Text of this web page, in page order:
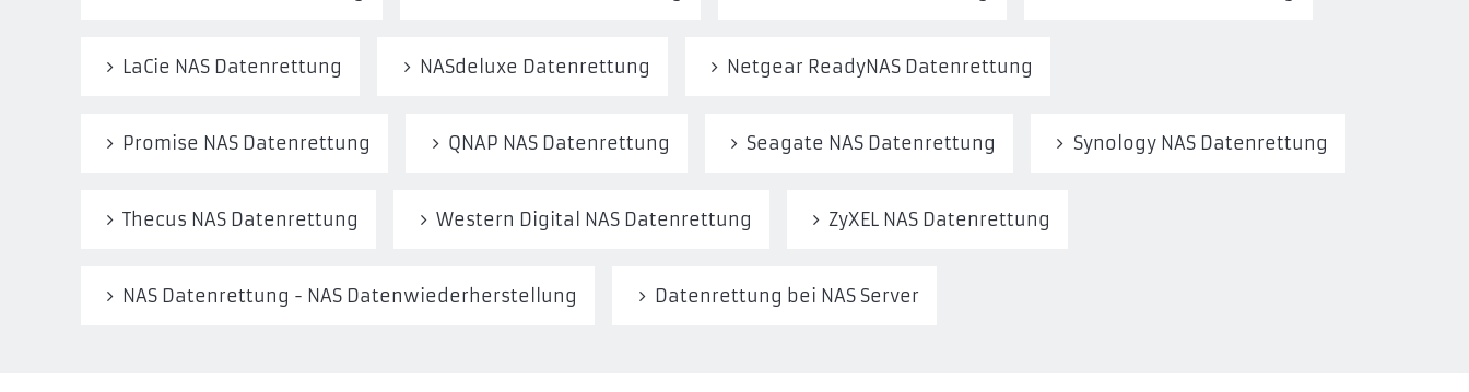
LaCie NAS Datenrettung NASdeluxe Datenrettung Netgear ReadyNAS Datenrettung
Promise NAS Datenrettung QNAP NAS Datenrettung Seagate NAS Datenrettung Synology NAS Datenrettung
Thecus NAS Datenrettung Western Digital NAS Datenrettung ZyXEL NAS Datenrettung
NAS Datenrettung - NAS Datenwiederherstellung Datenrettung bei NAS Server